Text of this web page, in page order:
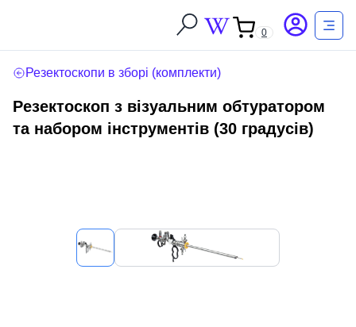
0
Резектоскопи в зборі (комплекти)
Резектоскоп з візуальним обтуратором
та набором інструментів (30 градусів)